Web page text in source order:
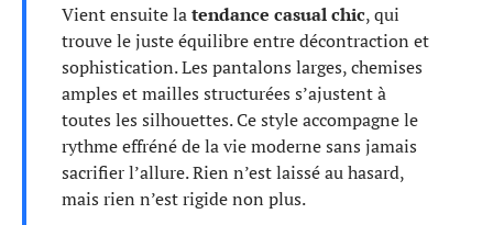
Vient ensuite latendance casual chic, qui
trouve le juste équilibre entre décontraction et
sophistication. Les pantalons larges, chemises
amples et mailles structurées s’ajustent à
toutes les silhouettes. Ce style accompagne le
rythme effréné de la vie moderne sans jamais
sacrifier l’allure. Rien n’est laissé au hasard,
mais rien n’est rigide non plus.